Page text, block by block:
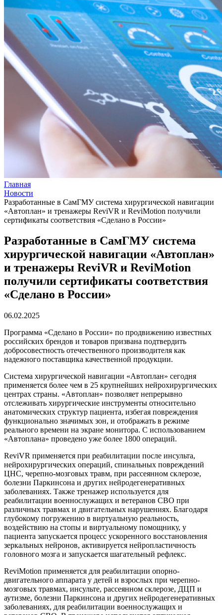
Главная
Новости
Разработанные в СамГМУ система хирургической навигации
«Автоплан» и тренажеры ReviVR и ReviMotion получили
сертификаты соответствия «Сделано в России»
Разработанные в СамГМУ система
хирургической навигации «Автоплан»
и тренажеры ReviVR и ReviMotion
получили сертификаты соответствия
«Сделано в России»
06.02.2025
Программа «Сделано в России» по продвижению известных
российских брендов и товаров призвана подтвердить
добросовестность отечественного производителя как
надежного поставщика качественной продукции.
Система хирургической навигации «Автоплан» сегодня
применяется более чем в 25 крупнейших нейрохирургических
центрах страны. «Автоплан» позволяет непрерывно
отслеживать хирургические инструменты относительно
анатомических структур пациента, избегая повреждения
функционально значимых зон, и отображать в режиме
реального времени на экране монитора. С использованием
«Автоплана» проведено уже более 1800 операций.
ReviVR применяется при реабилитации после инсульта,
нейрохирургических операций, спинальных повреждений
ЦНС, черепно-мозговых травм, при рассеянном склерозе,
болезни Паркинсона и других нейродегенеративных
заболеваниях. Также тренажер используется для
реабилитации военнослужащих и ветеранов СВО при
различных травмах и двигательных нарушениях. Благодаря
глубокому погружению в виртуальную реальность,
воздействию на стопы и виртуальному помощнику, у
пациента запускается процесс ускоренного восстановления
зеркальных нейронов, активируется нейропластичность
головного мозга и запускается шагательный рефлекс.
ReviMotion применяется для реабилитации опорно-
двигательного аппарата у детей и взрослых при черепно-
мозговых травмах, инсульте, рассеянном склерозе, ДЦП и
аутизме, болезни Паркинсона и других нейродегенеративных
заболеваниях, для реабилитации военнослужащих и